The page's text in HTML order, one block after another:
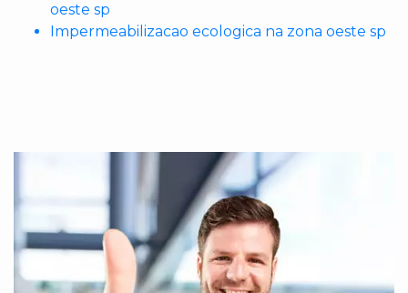
oeste sp
Impermeabilizacao ecologica na zona oeste sp